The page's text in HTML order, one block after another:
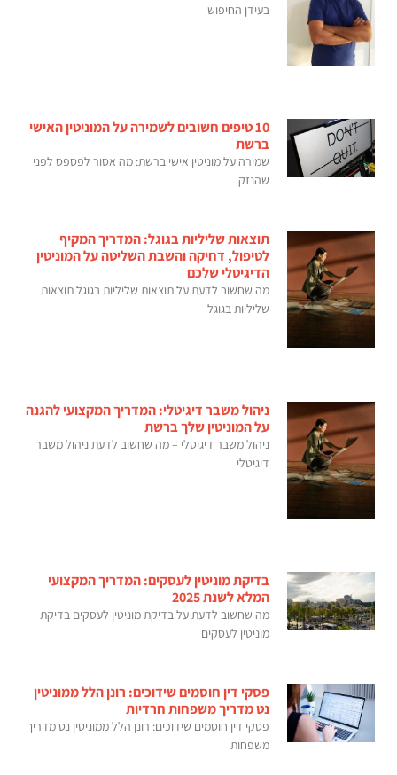
בעידן החיפוש
10 טיפים חשובים לשמירה על המוניטין האישי
ברשת
שמירה על מוניטין אישי ברשת: מה אסור לפספס לפני
שהנזק
תוצאות שליליות בגוגל: המדריך המקיף
לטיפול, דחיקה והשבת השליטה על המוניטין
הדיגיטלי שלכם
מה שחשוב לדעת על תוצאות שליליות בגוגל תוצאות
שליליות בגוגל
ניהול משבר דיגיטלי: המדריך המקצועי להגנה
על המוניטין שלך ברשת
ניהול משבר דיגיטלי – מה שחשוב לדעת ניהול משבר
דיגיטלי
בדיקת מוניטין לעסקים: המדריך המקצועי
המלא לשנת 2025
מה שחשוב לדעת על בדיקת מוניטין לעסקים בדיקת
מוניטין לעסקים
פסקי דין חוסמים שידוכים: רונן הלל ממוניטין
נט מדריך משפחות חרדיות
פסקי דין חוסמים שידוכים: רונן הלל ממוניטין נט מדריך
משפחות